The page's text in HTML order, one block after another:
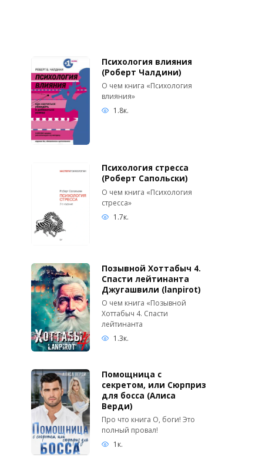
Психология влияния
(Роберт Чалдини)
О чем книга «Психология
влияния»
1.8к.
Психология стресса
(Роберт Сапольски)
О чем книга «Психология
стресса»
1.7к.
Позывной Хоттабыч 4.
Спасти лейтинанта
Джугашвили (lanpirot)
О чем книга «Позывной
Хоттабыч 4. Спасти
лейтинанта
1.3к.
Помощница с
секретом, или Сюрприз
для босса (Алиса
Верди)
Про что книга О, боги! Это
полный провал!
1к.